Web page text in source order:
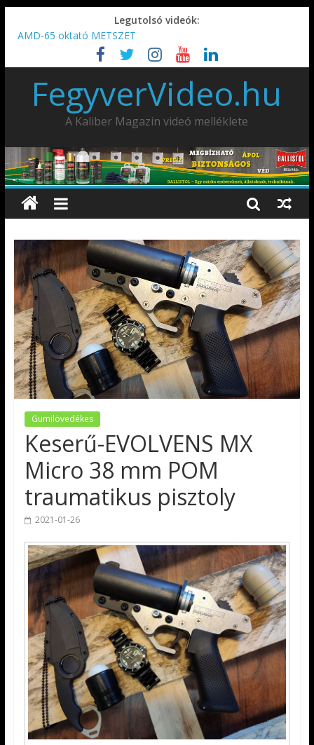
Legutolsó videók:
AMD-65 oktató METSZET
Umarex TPX50 .50 paintball/pepperball/traumatikus marker
IDÉN IS INDUL: Fegyvertervező- és gyártó szakmérnöki,
illetve szakspecialista képzés!!!
IWA2026 – Puskák 1. rész
Ardesa Patriot “FAPADOS” .45 elöltöltő perkussziós pisztoly
FegyverVideo.hu
A Kaliber Magazin videó melléklete
Gumilövedékes
Keserű-EVOLVENS MX
Micro 38 mm POM
traumatikus pisztoly
2021-01-26